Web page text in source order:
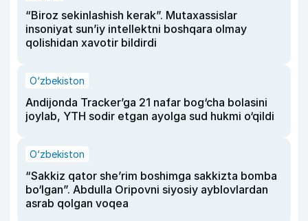
“Biroz sekinlashish kerak”. Mutaxassislar
insoniyat sun’iy intellektni boshqara olmay
qolishidan xavotir bildirdi
O‘zbekiston
Andijonda Tracker’ga 21 nafar bog‘cha bolasini
joylab, YTH sodir etgan ayolga sud hukmi o‘qildi
O‘zbekiston
“Sakkiz qator she’rim boshimga sakkizta bomba
bo‘lgan”. Abdulla Oripovni siyosiy ayblovlardan
asrab qolgan voqea